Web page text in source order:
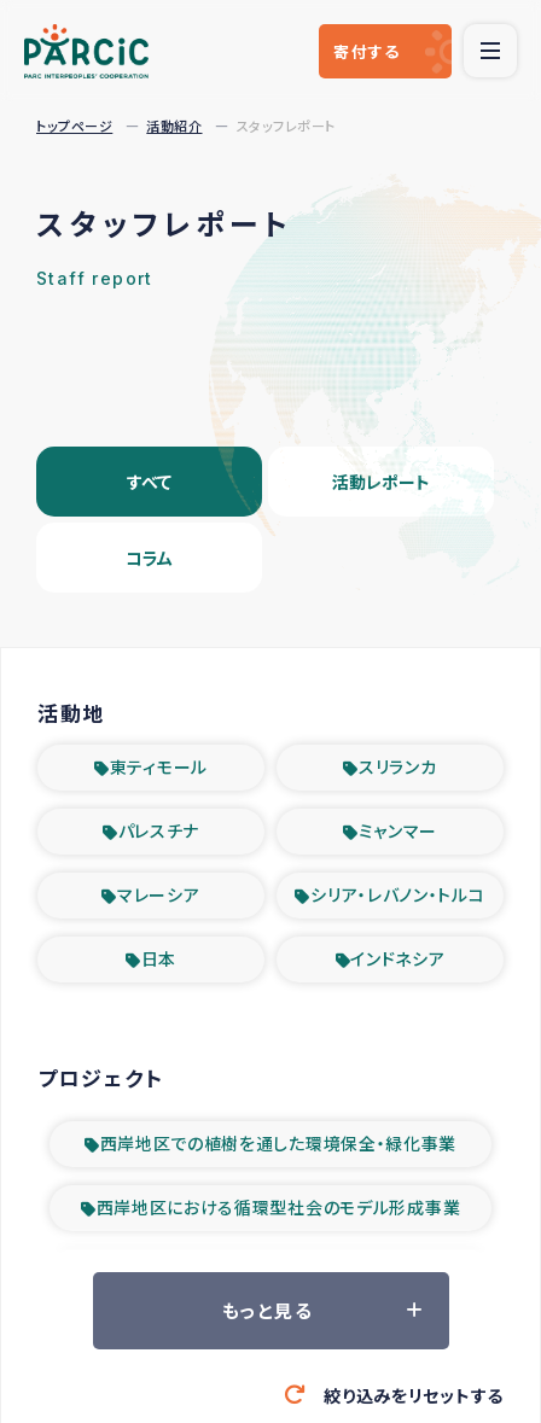
寄付する
トップページ 活動紹介 スタッフレポート
スタッフレポート
Staff report
すべて 活動レポート
コラム
活動地
東ティモール スリランカ
パレスチナ ミャンマー
マレーシア シリア・レバノン・トルコ
日本 インドネシア
プロジェクト
西岸地区での植樹を通した環境保全・緑化事業
西岸地区における循環型社会のモデル形成事業
ツアー参加者の声
緊急救援の時代
もっと見る
絞り込みをリセットする